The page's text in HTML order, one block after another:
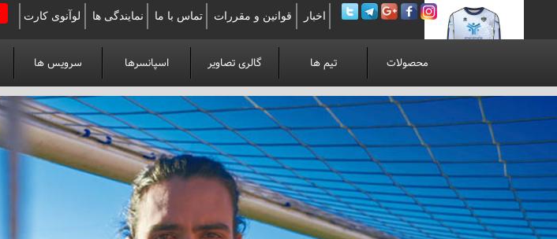
لوآنوی
اخبار قوانین و مقررات تماس با ما نمایندگی ها لوآنوی کارت
محصولات تیم ها گالری تصاویر اسپانسرها سرویس ها